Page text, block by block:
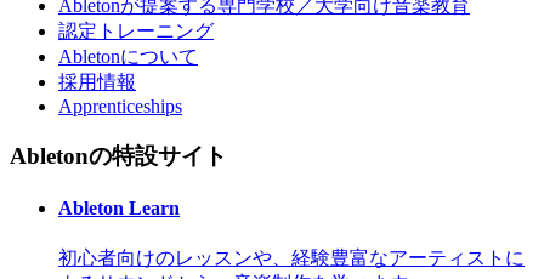
Abletonが提案する専門学校／大学向け音楽教育
認定トレーニング
Abletonについて
採用情報
Apprenticeships
Abletonの特設サイト
Ableton Learn
初心者向けのレッスンや、経験豊富なアーティストに